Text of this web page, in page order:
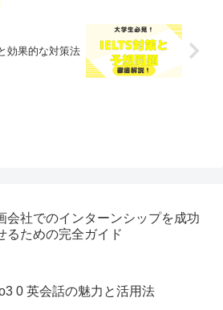
効果的な対策法
会社でのインターンシップを成功
るための完全ガイド
0 英会話の魅力と活用法